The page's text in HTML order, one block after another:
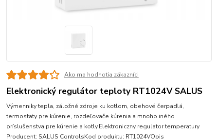
Ako ma hodnotia zákazníci
Elektronický regulátor teploty RT1024V SALUS
Výmenniky tepla, záložné zdroje ku kotlom, obehové čerpadlá,
termostaty pre kúrenie, rozdeľovače kúrenia a mnoho iného
príslušenstva pre kúrenie a kotly.Elektroniczny regulator temperatury
Producent: SALUS ControlsKod produktu: RT1024VOpis